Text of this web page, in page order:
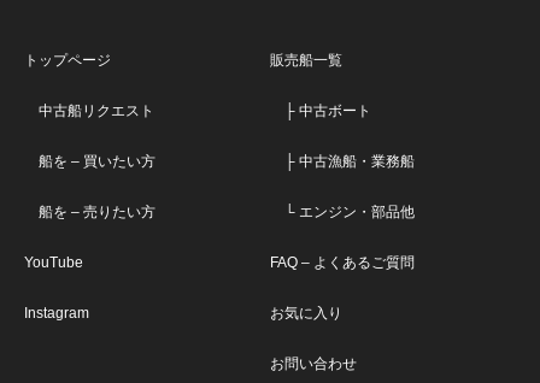
トップページ
中古船リクエスト
船を – 買いたい方
船を – 売りたい方
YouTube
Instagram
販売船一覧
├ 中古ボート
├ 中古漁船・業務船
└ エンジン・部品他
FAQ – よくあるご質問
お気に入り
お問い合わせ